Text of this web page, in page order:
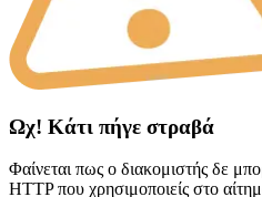
Ωχ! Κάτι πήγε στραβά
Φαίνεται πως ο διακομιστής δε
HTTP που χρησιμοποιείς στο